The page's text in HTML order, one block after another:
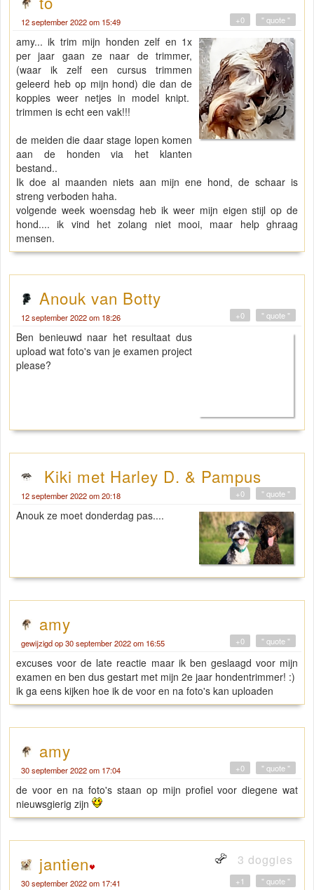
12 september 2022 om 15:49 " quote "
+0
amy... ik trim mijn honden zelf en 1x
per jaar gaan ze naar de trimmer,
(waar ik zelf een cursus trimmen
geleerd heb op mijn hond) die dan de
koppies weer netjes in model knipt.
trimmen is echt een vak!!!
de meiden die daar stage lopen komen
aan de honden via het klanten
bestand..
Ik doe al maanden niets aan mijn ene hond, de schaar is
streng verboden haha.
volgende week woensdag heb ik weer mijn eigen stijl op de
hond.... ik vind het zolang niet mooi, maar help ghraag
mensen.
Anouk van Botty
12 september 2022 om 18:26 " quote "
+0
Ben benieuwd naar het resultaat dus
upload wat foto's van je examen project
please?
Kiki met Harley D. & Pampus
12 september 2022 om 20:18 " quote "
+0
Anouk ze moet donderdag pas....
amy
gewijzigd op 30 september 2022 om 16:55 " quote "
+0
excuses voor de late reactie maar ik ben geslaagd voor mijn
examen en ben dus gestart met mijn 2e jaar hondentrimmer! :)
ik ga eens kijken hoe ik de voor en na foto's kan uploaden
amy
30 september 2022 om 17:04 " quote "
+0
de voor en na foto's staan op mijn profiel voor diegene wat
nieuwsgierig zijn
jantien 3 doggies
30 september 2022 om 17:41 " quote "
+1